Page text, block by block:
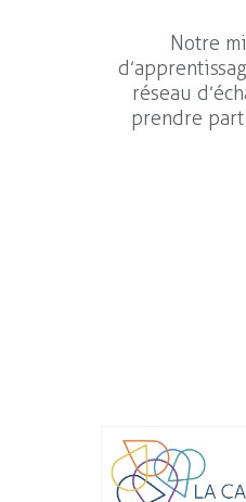
Notre
réseau
prendre